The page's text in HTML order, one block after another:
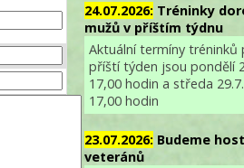
24.07.2026: Tréninky
mužů v příštím týdnu
Aktuální termíny tréninků
příští týden jsou pondělí
17,00 hodin a středa
17,00 hodin
23.07.2026: Budeme
veteránů